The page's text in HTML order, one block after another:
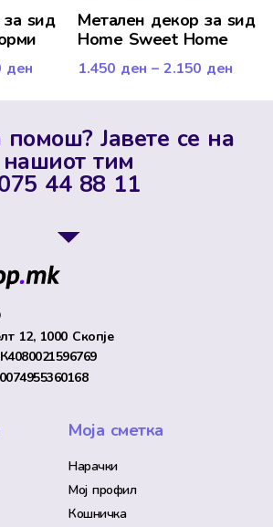
ѕид
ден
Mетален декор за ѕид
Home Sweet Home
1.450 ден – 2.150 ден
помош? Јавете се на
нашиот тим
44 88 11
12, 1000 Скопје
Моја сметка
Нарачки
Мој профил
Кошничка